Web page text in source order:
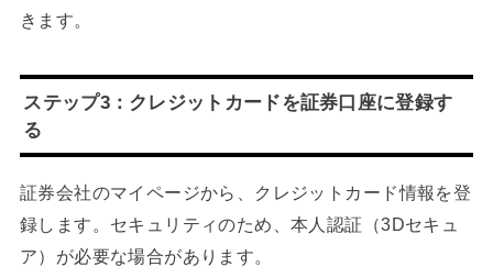
きます。
ステップ3：クレジットカードを証券口座に登録す
る
証券会社のマイページから、クレジットカード情報を登
録します。セキュリティのため、本人認証（3Dセキュ
ア）が必要な場合があります。